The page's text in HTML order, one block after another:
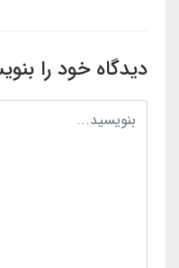
دیدگاه خود را